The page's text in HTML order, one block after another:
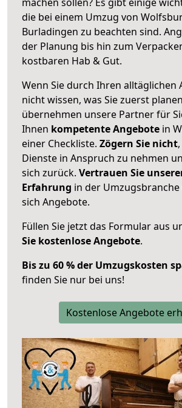
die bei einem Umzug von
Burladingen zu beachten sind.
der Planung bis hin zum
kostbaren Hab & Gut.
Wenn Sie durch Ihren alltäglichen
nicht wissen, was Sie zuerst
übernehmen unsere Partner für
Ihnen kompetente Angebote in
einer Checkliste. Zögern Sie nicht
Dienste in Anspruch zu nehmen
sich zurück. Vertrauen Sie
Erfahrung in der
sich Angebote.
Füllen Sie jetzt das Formular aus
Sie kostenlose Angebote.
Bis zu 60 % der Umzugskosten
finden Sie nur bei uns!
Kostenlose Angebote